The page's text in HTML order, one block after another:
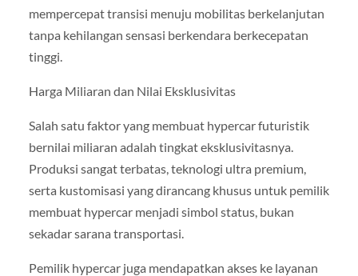
mempercepat transisi menuju mobilitas berkelanjutan
tanpa kehilangan sensasi berkendara berkecepatan
tinggi.
Harga Miliaran dan Nilai Eksklusivitas
Salah satu faktor yang membuat hypercar futuristik
bernilai miliaran adalah tingkat eksklusivitasnya.
Produksi sangat terbatas, teknologi ultra premium,
serta kustomisasi yang dirancang khusus untuk pemilik
membuat hypercar menjadi simbol status, bukan
sekadar sarana transportasi.
Pemilik hypercar juga mendapatkan akses ke layanan